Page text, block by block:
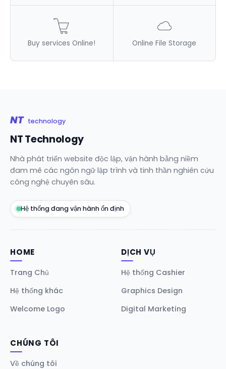
Buy services Online! Online File Storage
NT technology
NT Technology
Nhà phát triển website độc lập, vận hành bằng niềm
đam mê các ngôn ngữ lập trình và tinh thần nghiên cứu
công nghệ chuyên sâu.
Hệ thống đang vận hành ổn định
HOME
Trang Chủ
Hệ thống khác
Welcome Logo
DỊCH VỤ
Hệ thống Cashier
Graphics Design
Digital Marketing
CHÚNG TÔI
Về chúng tôi